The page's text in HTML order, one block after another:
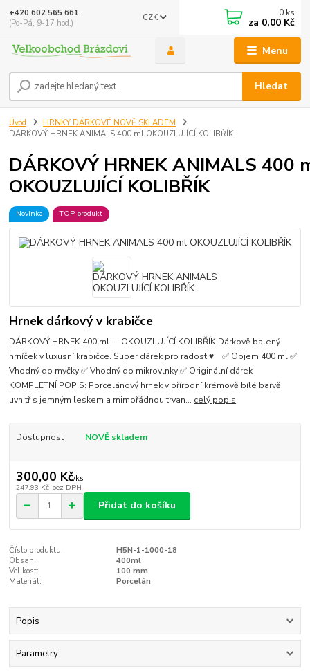
Menu
CZK
Hledat
+420 602 565 661
(Po-Pá, 9-17 hod.)
0 ks
za 0,00 Kč
Úvod
HRNKY DÁRKOVÉ NOVĚ SKLADEM
DÁRKOVÝ HRNEK ANIMALS 400 ml OKOUZLUJÍCÍ KOLIBŘÍK
DÁRKOVÝ HRNEK ANIMALS 400
OKOUZLUJÍCÍ KOLIBŘÍK
Novinka TOP produkt
Hrnek dárkový v krabičce
DÁRKOVÝ HRNEK 400 ml - OKOUZLUJÍCÍ KOLIBŘÍK Dárkově balený
hrníček v luxusní krabičce. Super dárek pro radost.♥ ✅ Objem 400 ml ✅
Vhodný do myčky ✅ Vhodný do mikrovlnky ✅ Originální dárek
KOMPLETNÍ POPIS: Porcelánový hrnek v přírodní krémově bílé barvě
uvnitř s jemným leskem a mimořádnou trvan... celý popis
Dostupnost NOVĚ skladem
300,00 Kč/ks
247,93 Kč bez DPH
Přidat do košíku
Číslo produktu:
H5N-1-1000-18
Obsah:
400ml
Velikost:
100 mm
Materiál:
Porcelán
Popis
Parametry